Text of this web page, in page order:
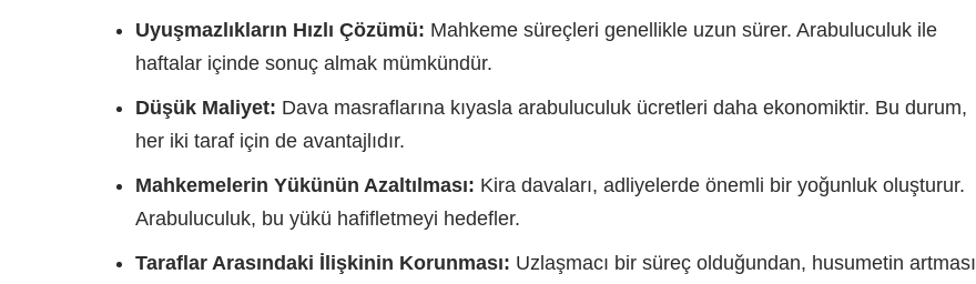
Uyuşmazlıkların Hızlı Çözümü: Mahkeme süreçleri genellikle uzun sürer. Arabuluculuk ile
haftalar içinde sonuç almak mümkündür.
Düşük Maliyet: Dava masraflarına kıyasla arabuluculuk ücretleri daha ekonomiktir. Bu durum,
her iki taraf için de avantajlıdır.
Mahkemelerin Yükünün Azaltılması: Kira davaları, adliyelerde önemli bir yoğunluk oluşturur.
Arabuluculuk, bu yükü hafifletmeyi hedefler.
Taraflar Arasındaki İlişkinin Korunması: Uzlaşmacı bir süreç olduğundan, husumetin artması